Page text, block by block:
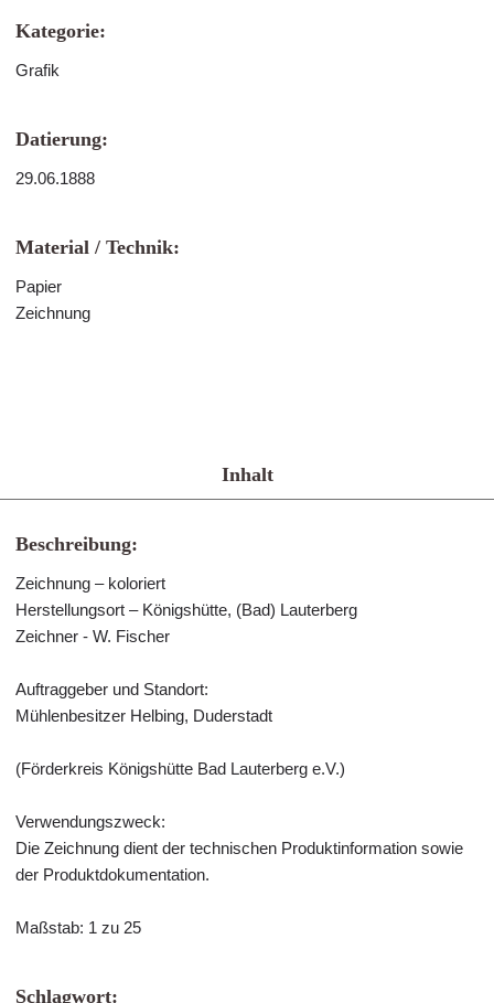
Kategorie:
Grafik
Datierung:
29.06.1888
Material / Technik:
Papier
Zeichnung
Inhalt
Beschreibung:
Zeichnung – koloriert
Herstellungsort – Königshütte, (Bad) Lauterberg
Zeichner - W. Fischer
Auftraggeber und Standort:
Mühlenbesitzer Helbing, Duderstadt
(Förderkreis Königshütte Bad Lauterberg e.V.)
Verwendungszweck:
Die Zeichnung dient der technischen Produktinformation sowie
der Produktdokumentation.
Maßstab: 1 zu 25
Schlagwort: